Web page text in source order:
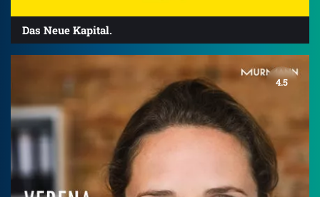
Das Neue Kapital.
4.5